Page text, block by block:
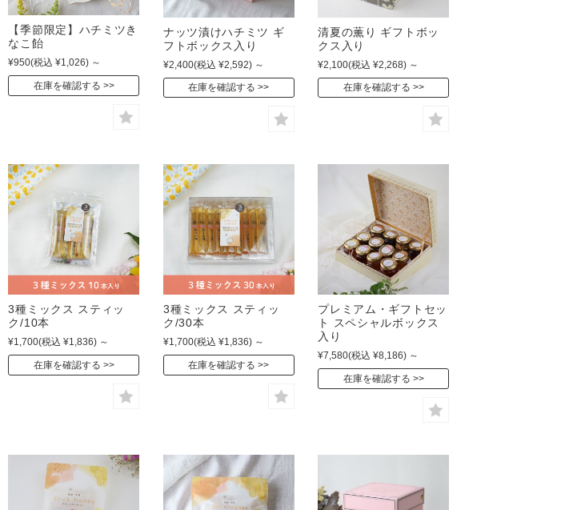
【季節限定】ハチミツき
なこ飴
¥950(税込 ¥1,026) ～
在庫を確認する
ナッツ漬けハチミツ ギ
フトボックス入り
¥2,400(税込 ¥2,592) ～
在庫を確認する
清夏の薫り ギフトボッ
クス入り
¥2,100(税込 ¥2,268) ～
在庫を確認する
3種ミックス スティッ
ク/10本
¥1,700(税込 ¥1,836) ～
在庫を確認する
3種ミックス スティッ
ク/30本
¥1,700(税込 ¥1,836) ～
在庫を確認する
プレミアム・ギフトセッ
ト スペシャルボックス
入り
¥7,580(税込 ¥8,186) ～
在庫を確認する